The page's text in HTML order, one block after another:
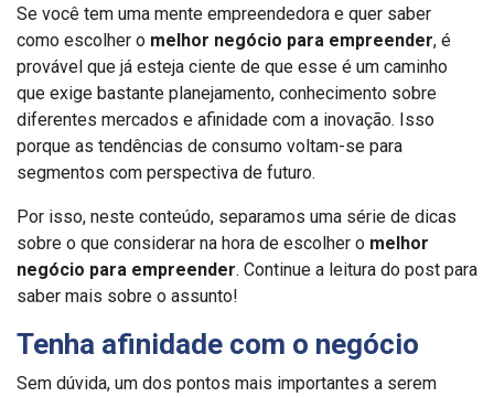
Se você tem uma mente empreendedora e quer saber
como escolher o melhor negócio para empreender, é
provável que já esteja ciente de que esse é um caminho
que exige bastante planejamento, conhecimento sobre
diferentes mercados e afinidade com a inovação. Isso
porque as tendências de consumo voltam-se para
segmentos com perspectiva de futuro.
Por isso, neste conteúdo, separamos uma série de dicas
sobre o que considerar na hora de escolher o melhor
negócio para empreender. Continue a leitura do post para
saber mais sobre o assunto!
Tenha afinidade com o negócio
Sem dúvida, um dos pontos mais importantes a serem